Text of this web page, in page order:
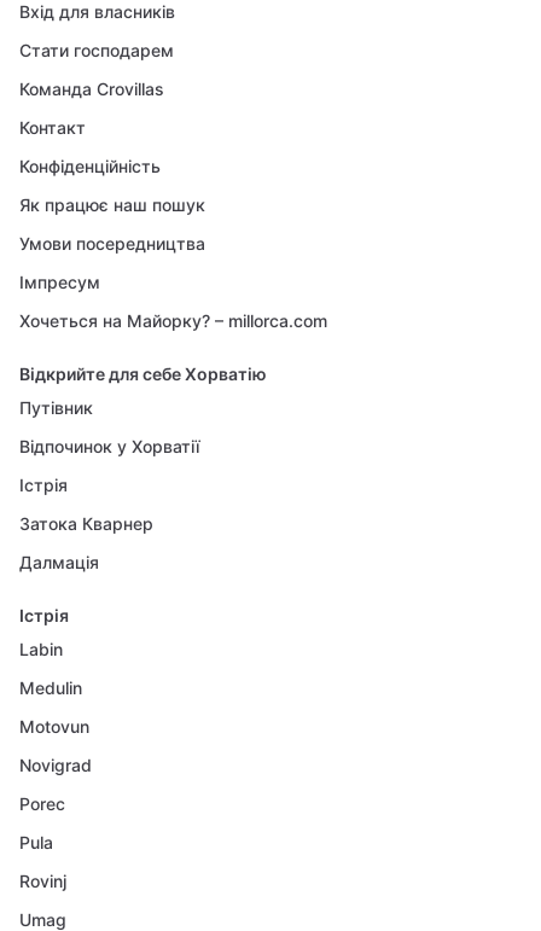
Вхід для власників
Стати господарем
Команда Crovillas
Контакт
Конфіденційність
Як працює наш пошук
Умови посередництва
Імпресум
Хочеться на Майорку? – millorca.com
Відкрийте для себе Хорватію
Путівник
Відпочинок у Хорватії
Істрія
Затока Кварнер
Далмація
Істрія
Labin
Medulin
Motovun
Novigrad
Porec
Pula
Rovinj
Umag